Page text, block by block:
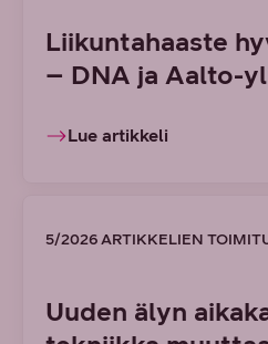
Liikuntahaaste
– DNA ja Aalto-
Lue artikkeli
5/2026 ARTIKKELIEN
Uuden älyn